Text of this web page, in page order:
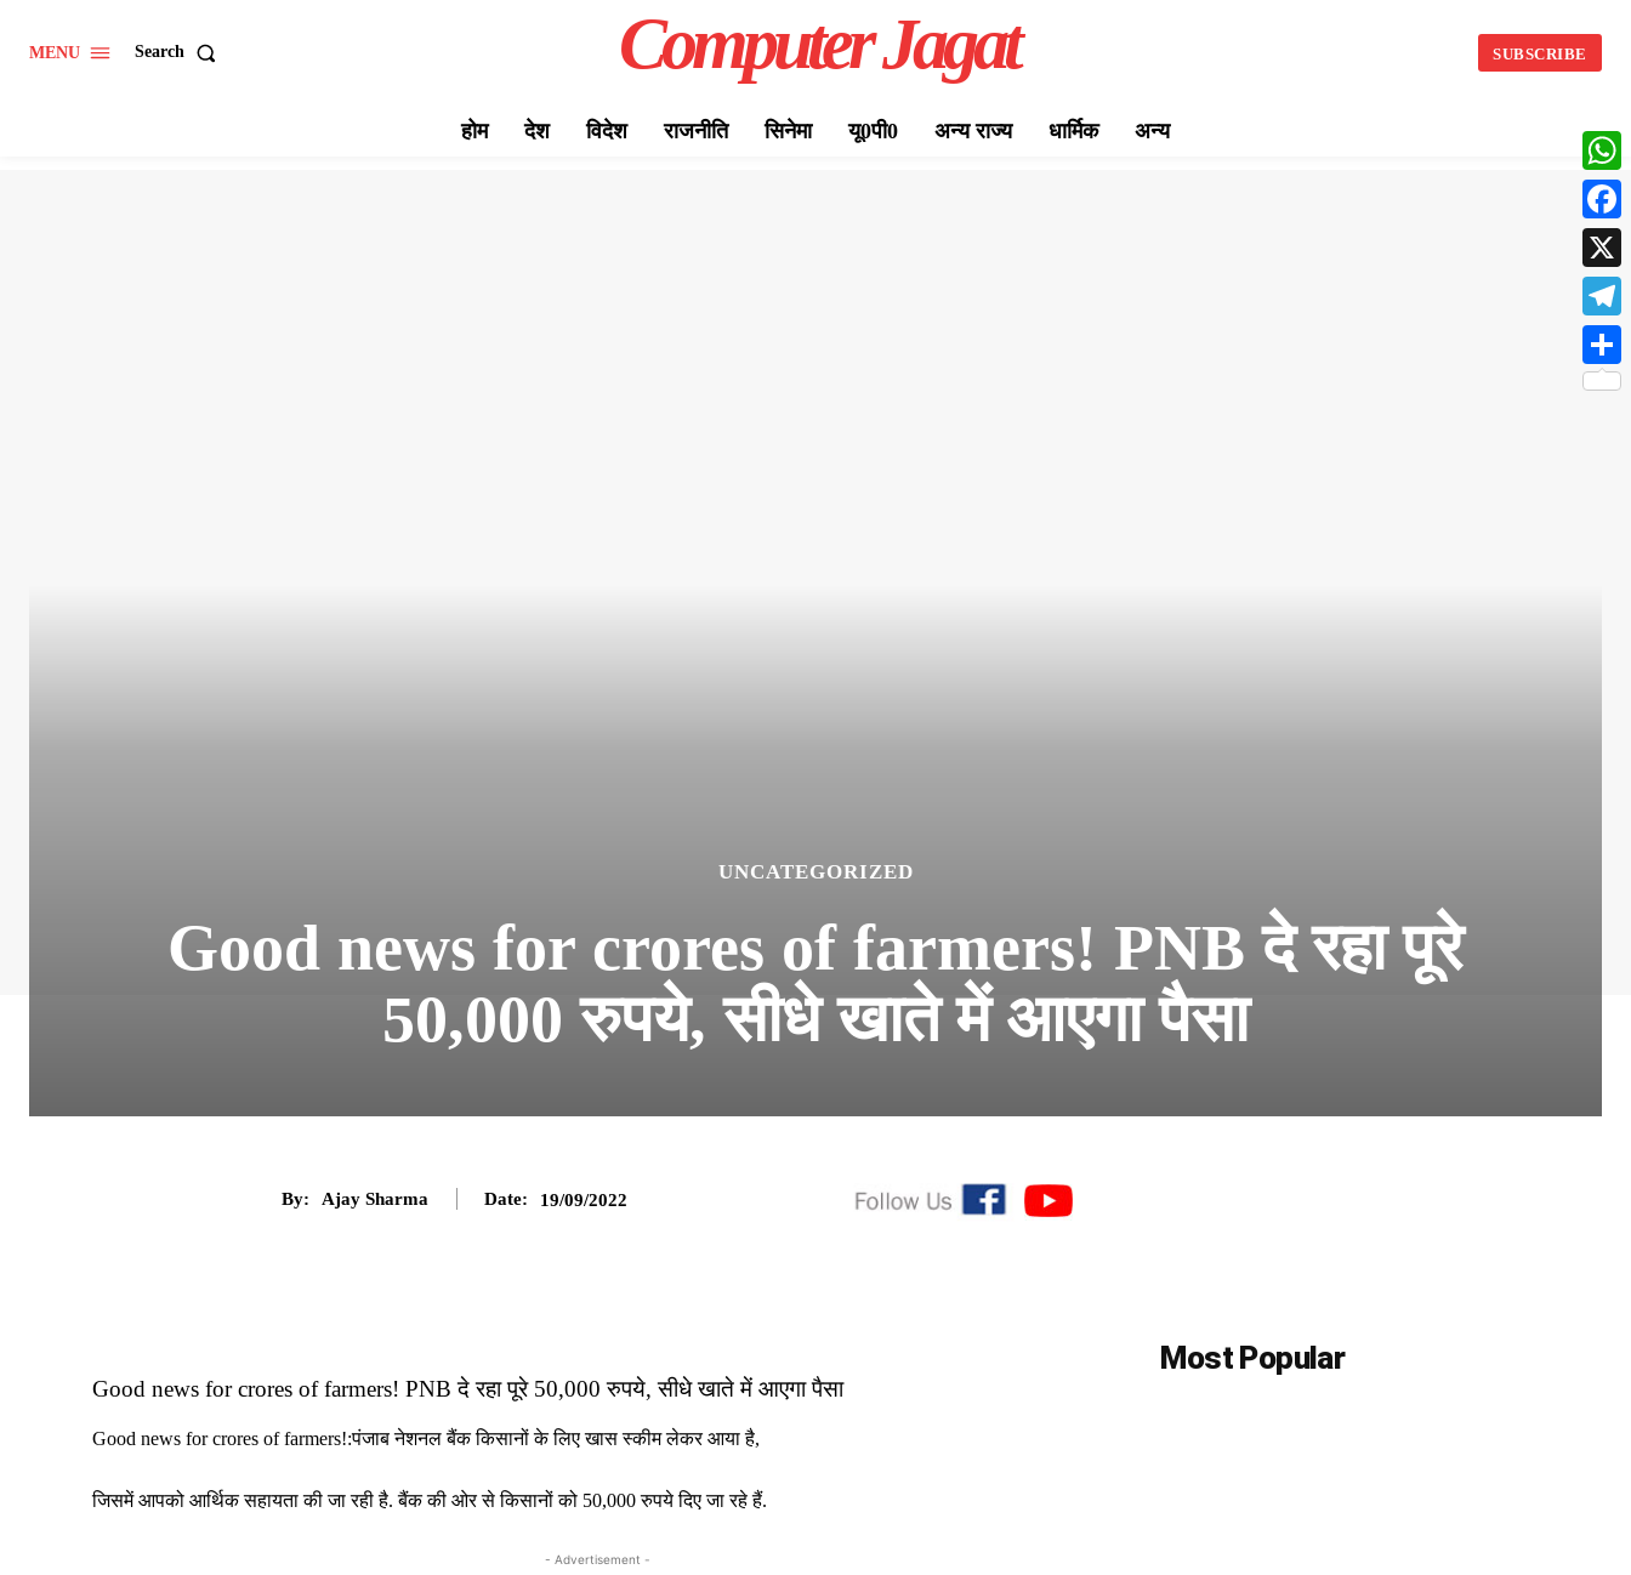
MENU Search Computer Jagat SUBSCRIBE
होम देश विदेश राजनीति सिनेमा यू0पी0 अन्य राज्य धार्मिक अन्य
UNCATEGORIZED
Good news for crores of farmers! PNB दे रहा पूरे
50,000 रुपये, सीधे खाते में आएगा पैसा
By: Ajay Sharma Date: 19/09/2022
Good news for crores of farmers! PNB दे रहा पूरे 50,000 रुपये, सीधे खाते में आएगा पैसा
Good news for crores of farmers!:पंजाब नेशनल बैंक किसानों के लिए खास स्कीम लेकर आया है,
जिसमें आपको आर्थिक सहायता की जा रही है. बैंक की ओर से किसानों को 50,000 रुपये दिए जा रहे हैं.
- Advertisement -
Most Popular
X
Share